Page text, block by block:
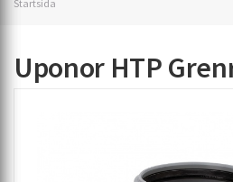
Startsida
Uponor HTP